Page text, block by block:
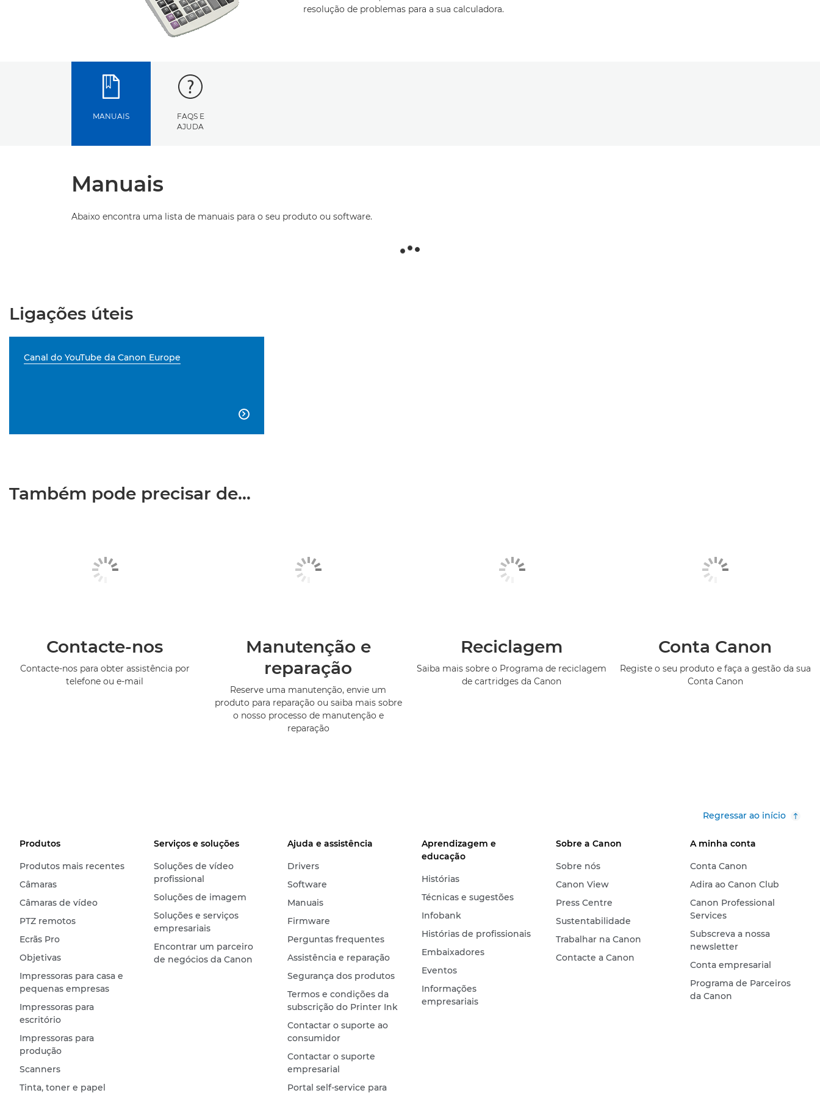
resolução de problemas para a sua calculadora.
MANUAIS
FAQS E
AJUDA
Manuais
Abaixo encontra uma lista de manuais para o seu produto ou software.
Ligações úteis
Canal do YouTube da Canon Europe

Também pode precisar de...
Contacte-nos
Contacte-nos para obter assistência por
telefone ou e-mail
Manutenção e
reparação
Reserve uma manutenção, envie um
produto para reparação ou saiba mais sobre
o nosso processo de manutenção e
reparação
Reciclagem
Saiba mais sobre o Programa de reciclagem
de cartridges da Canon
Conta Canon
Registe o seu produto e faça a gestão da sua
Conta Canon
Regressar ao início
Produtos
Produtos mais recentes
Câmaras
Câmaras de vídeo
PTZ remotos
Ecrãs Pro
Objetivas
Impressoras para casa e
pequenas empresas
Impressoras para
escritório
Impressoras para
produção
Scanners
Tinta, toner e papel
Serviços e soluções
Soluções de vídeo
profissional
Soluções de imagem
Soluções e serviços
empresariais
Encontrar um parceiro
de negócios da Canon
Ajuda e assistência
Drivers
Software
Manuais
Firmware
Perguntas frequentes
Assistência e reparação
Segurança dos produtos
Termos e condições da
subscrição do Printer Ink
Contactar o suporte ao
consumidor
Contactar o suporte
empresarial
Portal self-service para
Aprendizagem e
educação
Histórias
Técnicas e sugestões
Infobank
Histórias de profissionais
Embaixadores
Eventos
Informações
empresariais
Sobre a Canon
Sobre nós
Canon View
Press Centre
Sustentabilidade
Trabalhar na Canon
Contacte a Canon
A minha conta
Conta Canon
Adira ao Canon Club
Canon Professional
Services
Subscreva a nossa
newsletter
Conta empresarial
Programa de Parceiros
da Canon